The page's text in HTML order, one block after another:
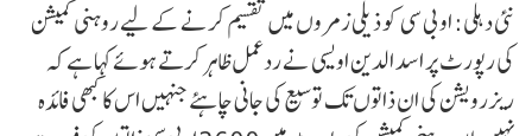
نئی دہلی: او بی سی کو ذیلی زمروں میں تقسیم کرنے کے لیے روہنی کمیشن
کی رپورٹ پر اسد الدین اویسی نے ردعمل ظاہر کرتے ہوئے کہا ہے کہ
ریزرویشن کی ان ذاتوں تک توسیع کی جانی چاہئے جنہیں اس کا کبھی فائدہ